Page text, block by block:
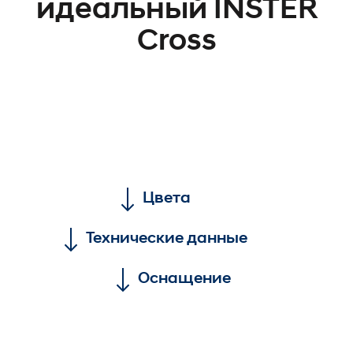
идеальный INSTER
Cross
Цвета
Технические данные
Оснащение